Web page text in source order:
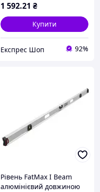
1 592.21 ₴
Купити
Експрес Шоп 92%
Рівень FatMax I Beam
алюмінієвий довжиною